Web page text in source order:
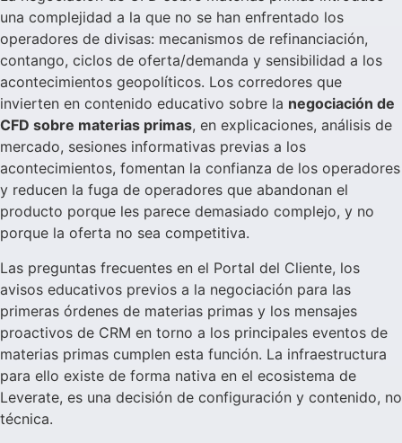
una complejidad a la que no se han enfrentado los
operadores de divisas: mecanismos de refinanciación,
contango, ciclos de oferta/demanda y sensibilidad a los
acontecimientos geopolíticos. Los corredores que
invierten en contenido educativo sobre la negociación de
CFD sobre materias primas, en explicaciones, análisis de
mercado, sesiones informativas previas a los
acontecimientos, fomentan la confianza de los operadores
y reducen la fuga de operadores que abandonan el
producto porque les parece demasiado complejo, y no
porque la oferta no sea competitiva.
Las preguntas frecuentes en el Portal del Cliente, los
avisos educativos previos a la negociación para las
primeras órdenes de materias primas y los mensajes
proactivos de CRM en torno a los principales eventos de
materias primas cumplen esta función. La infraestructura
para ello existe de forma nativa en el ecosistema de
Leverate, es una decisión de configuración y contenido, no
técnica.